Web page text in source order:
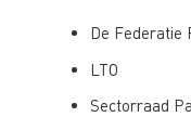
De Federatie
LTO
Sectorraad